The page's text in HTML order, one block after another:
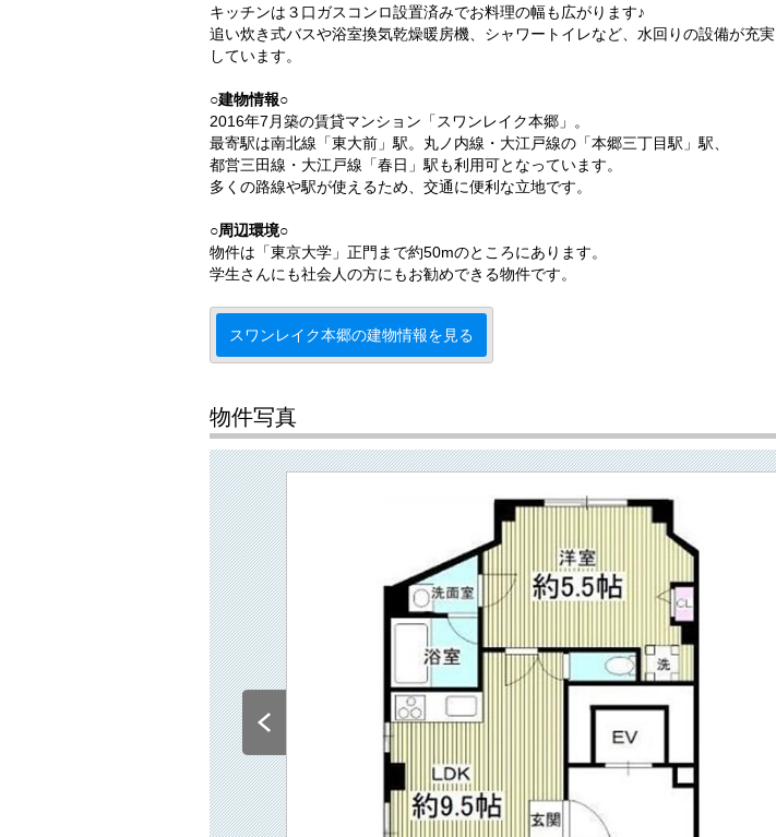
キッチンは３口ガスコンロ設置済みでお料理の幅も広がります♪
追い炊き式バスや浴室換気乾燥暖房機、シャワートイレなど、水回りの設備が充実
しています。
○建物情報○
2016年7月築の賃貸マンション「スワンレイク本郷」。
最寄駅は南北線「東大前」駅。丸ノ内線・大江戸線の「本郷三丁目駅」駅、
都営三田線・大江戸線「春日」駅も利用可となっています。
多くの路線や駅が使えるため、交通に便利な立地です。
○周辺環境○
物件は「東京大学」正門まで約50mのところにあります。
学生さんにも社会人の方にもお勧めできる物件です。
スワンレイク本郷の建物情報を見る
物件写真